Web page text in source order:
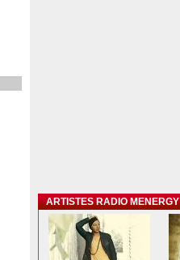
ARTISTES RADIO MENERGY